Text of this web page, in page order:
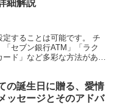
細解説
することは可能です。 チ
セブン銀行ATM」「ラク
ド」など多彩な方法があり
の誕生日に贈る、愛情
ッセージとそのアドバ